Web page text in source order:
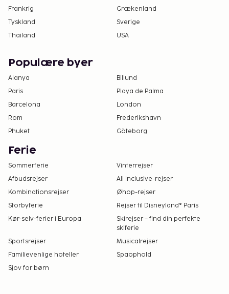
Frankrig
Grækenland
Tyskland
Sverige
Thailand
USA
Populære byer
Alanya
Billund
Paris
Playa de Palma
Barcelona
London
Rom
Frederikshavn
Phuket
Göteborg
Ferie
Sommerferie
Vinterrejser
Afbudsrejser
All Inclusive-rejser
Kombinationsrejser
Øhop-rejser
Storbyferie
Rejser til Disneyland® Paris
Kør-selv-ferier i Europa
Skirejser – find din perfekte
skiferie
Sportsrejser
Musicalrejser
Familievenlige hoteller
Spaophold
Sjov for børn